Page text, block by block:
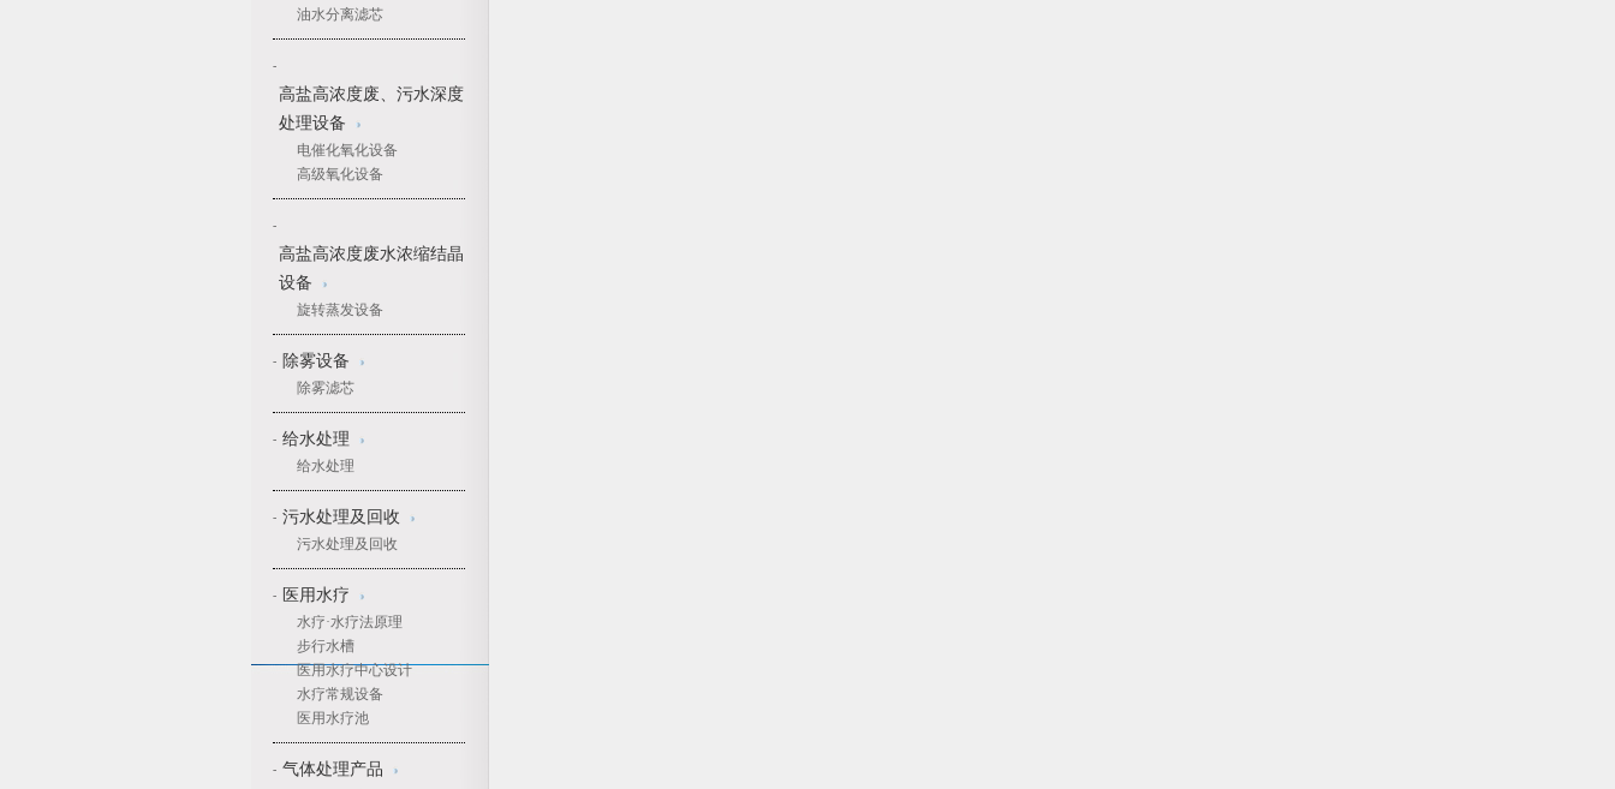
油水分离滤芯
-
高盐高浓度废、污水深度
处理设备
电催化氧化设备
高级氧化设备
-
高盐高浓度废水浓缩结晶
设备
旋转蒸发设备
- 除雾设备
除雾滤芯
- 给水处理
给水处理
- 污水处理及回收
污水处理及回收
- 医用水疗
水疗·水疗法原理
步行水槽
医用水疗中心设计
水疗常规设备
医用水疗池
- 气体处理产品